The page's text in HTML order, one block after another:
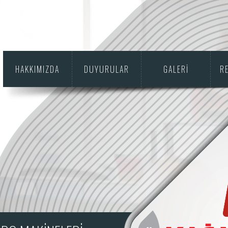
HAKKIMIZDA DUYURULAR GALERİ